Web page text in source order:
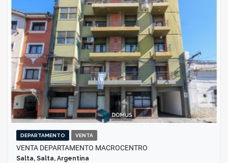
DEPARTAMENTO VENTA
VENTA DEPARTAMENTO MACROCENTRO
Salta, Salta, Argentina